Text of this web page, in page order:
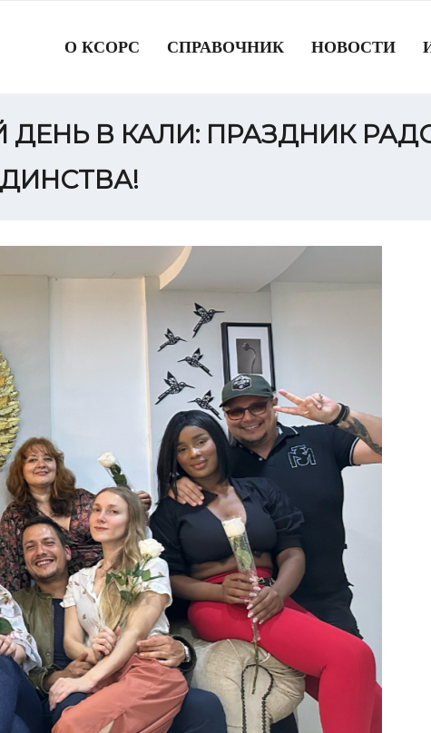
О КСОРС СПРАВОЧНИК НОВОСТИ
В КАЛИ: ПРАЗДНИК